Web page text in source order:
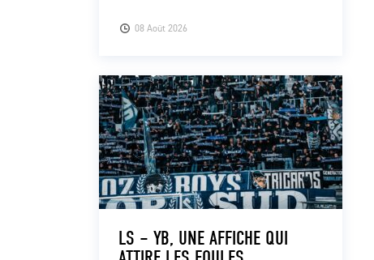
08 Août 2026
LS – YB, UNE AFFICHE QUI